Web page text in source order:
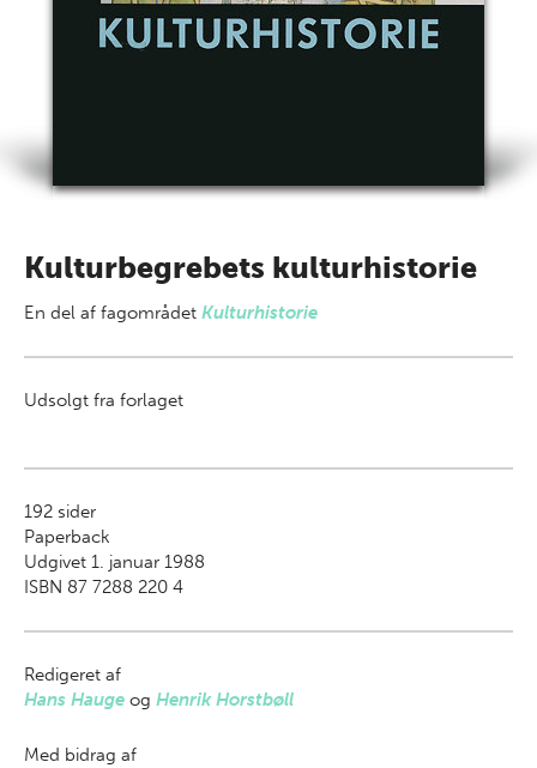
Kulturbegrebets kulturhistorie
En del af fagområdet Kulturhistorie
Udsolgt fra forlaget
192 sider
Paperback
Udgivet 1. januar 1988
ISBN 87 7288 220 4
Redigeret af
Hans Hauge og Henrik Horstbøll
Med bidrag af